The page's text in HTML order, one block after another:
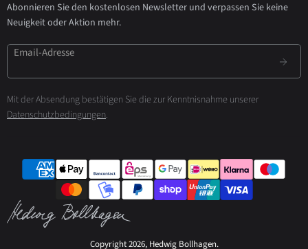
Abonnieren Sie den kostenlosen Newsletter und verpassen Sie keine
Neuigkeit oder Aktion mehr.
Email-Adresse
Mit der Absendung bestätigen Sie die zur Kenntnisnahme unserer
Datenschutzbedingungen.
Copyright 2026, Hedwig Bollhagen.